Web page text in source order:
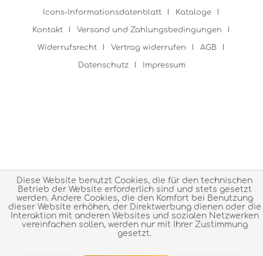
Icons-Informationsdatenblatt Kataloge
Kontakt Versand und Zahlungsbedingungen
Widerrufsrecht Vertrag widerrufen AGB
Datenschutz Impressum
Diese Website benutzt Cookies, die für den technischen
Betrieb der Website erforderlich sind und stets gesetzt
werden. Andere Cookies, die den Komfort bei Benutzung
dieser Website erhöhen, der Direktwerbung dienen oder die
Interaktion mit anderen Websites und sozialen Netzwerken
vereinfachen sollen, werden nur mit Ihrer Zustimmung
gesetzt.